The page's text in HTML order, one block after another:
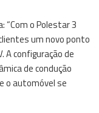
“Com o Polestar 3
um novo ponto
A configuração de
de condução
o automóvel se